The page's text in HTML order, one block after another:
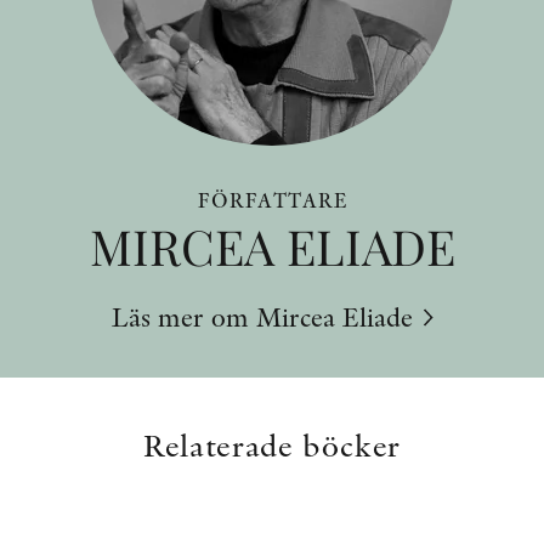
FÖRFATTARE
MIRCEA ELIADE
Läs mer om Mircea Eliade
Relaterade böcker